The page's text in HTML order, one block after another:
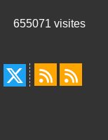
655071 visites